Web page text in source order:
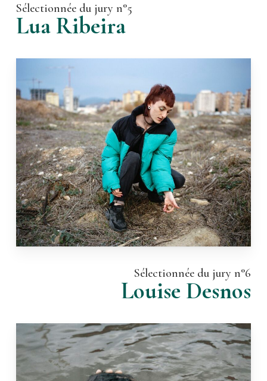
Sélectionnée du jury n°5
Lua Ribeira
Sélectionnée du jury n°6
Louise Desnos